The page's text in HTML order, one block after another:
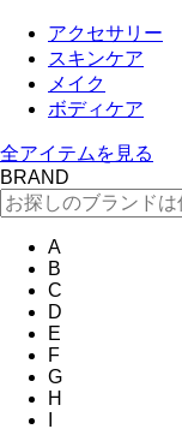
アクセサリー
スキンケア
メイク
ボディケア
全アイテムを見る
BRAND
A
B
C
D
E
F
G
H